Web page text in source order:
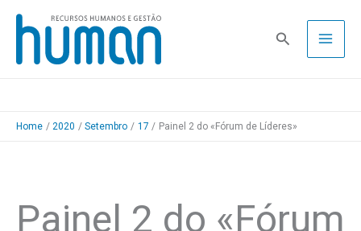
Skip
content
Pesquisa
Home 2020 Setembro 17 Painel 2 do «Fórum de Líderes»
Painel 2 do «Fórum